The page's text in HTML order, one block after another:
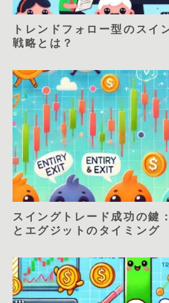
トレンドフォロー型のスイ
戦略とは？
スイングトレード成功の鍵
とエグジットのタイミング